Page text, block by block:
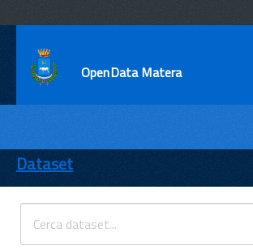
OpenData Matera
ENTI
TEMI
INFORMAZIONI
Dataset